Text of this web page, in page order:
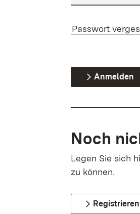
Passwort
Anmelden
Noch
Legen Sie sich
zu können.
Registrieren